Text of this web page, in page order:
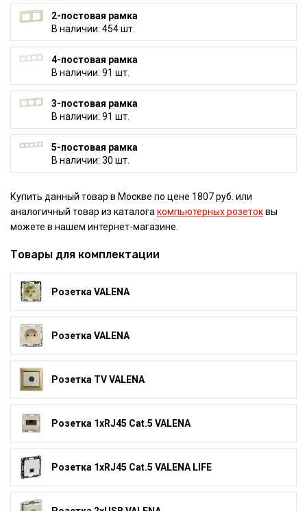
2-постовая рамка
В наличии: 454 шт.
4-постовая рамка
В наличии: 91 шт.
3-постовая рамка
В наличии: 91 шт.
5-постовая рамка
В наличии: 30 шт.
Купить данный товар в Москве по цене 1807 руб. или
аналогичный товар из каталогакомпьютерных розетоквы
можете в нашем интернет-магазине.
Товары для комплектации
Розетка VALENA
Розетка VALENA
Розетка TV VALENA
Розетка 1xRJ45 Cat.5 VALENA
Розетка 1xRJ45 Cat.5 VALENA LIFE